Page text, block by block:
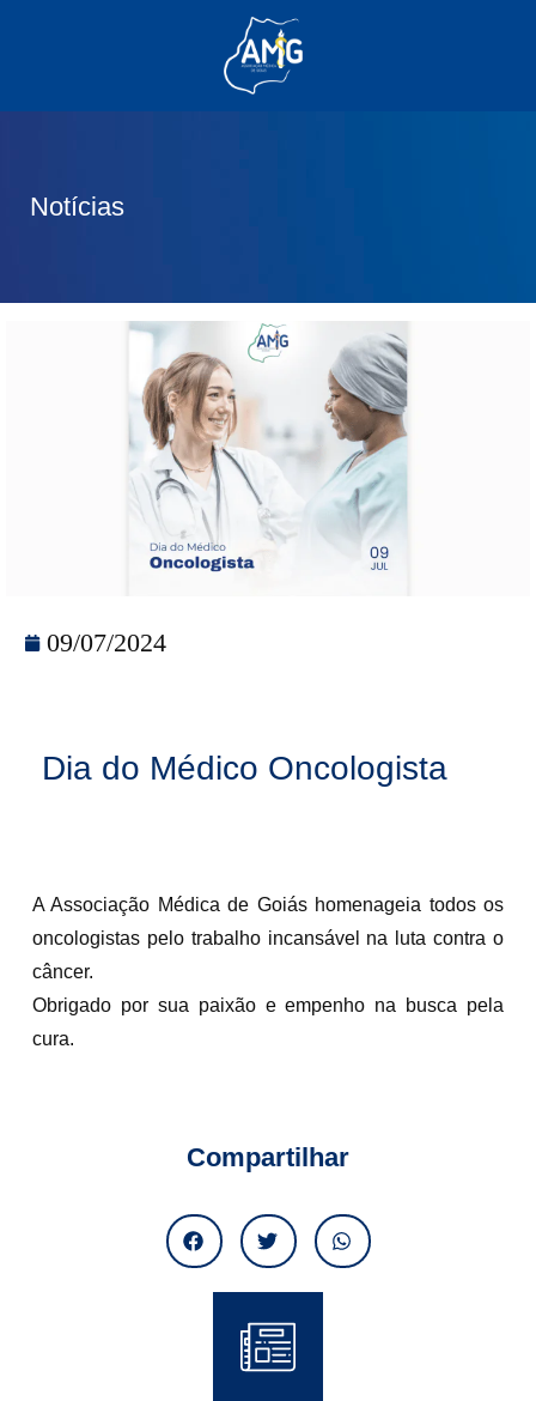
Notícias
09/07/2024
Dia do Médico Oncologista
A Associação Médica de Goiás homenageia todos os
oncologistas pelo trabalho incansável na luta contra o
câncer.
Obrigado por sua paixão e empenho na busca pela
cura.
Compartilhar